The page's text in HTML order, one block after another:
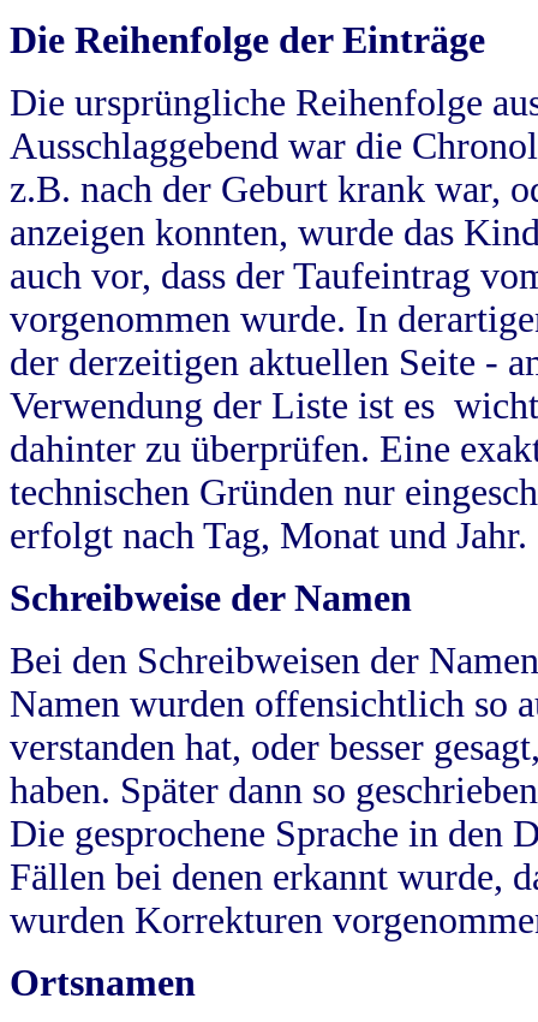
Die Reihenfolge der Einträge
Die ursprüngliche Reihenfolge
Ausschlaggebend war die
z.B. nach der Geburt krank war,
anzeigen konnten, wurde das
auch vor, dass der Taufeintrag
vorgenommen wurde. In
der derzeitigen aktuellen Seite -
Verwendung der Liste ist es
dahinter zu überprüfen. Eine
technischen Gründen nur
erfolgt nach Tag, Monat und Jahr.
Schreibweise der Namen
Bei den Schreibweisen der
Namen wurden offensichtlich so
verstanden hat, oder besser
haben. Später dann so
Die gesprochene Sprache in
Fällen bei denen erkannt wurde,
wurden Korrekturen
Ortsnamen